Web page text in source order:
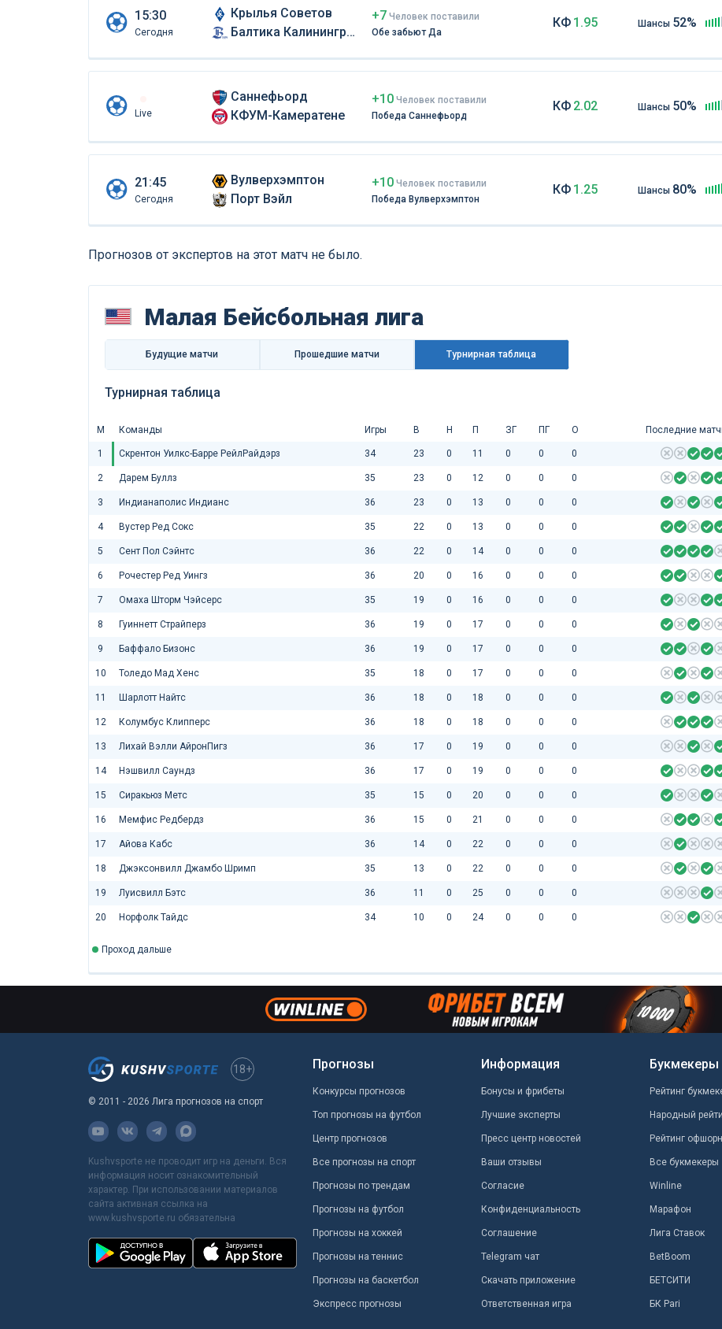
15:30
Сегодня
Крылья Советов
Балтика Калининград
+7 Человек поставили
Обе забьют Да
КФ 1.95 Шансы 52%
Live
Саннефьорд
КФУМ-Камератене
+10 Человек поставили
Победа Саннефьорд
КФ 2.02 Шансы 50%
21:45
Сегодня
Вулверхэмптон
Порт Вэйл
+10 Человек поставили
Победа Вулверхэмптон
КФ 1.25 Шансы 80%
Прогнозов от экспертов на этот матч не было.
Малая Бейсбольная лига
Будущие матчи Прошедшие матчи Турнирная таблица
Турнирная таблица
М Команды Игры В Н П ЗГ ПГ О Последние
1 Скрентон Уилкс-Барре РейлРайдэрз 34 23 0 11 0 0 0
2 Дарем Буллз 35 23 0 12 0 0 0
3 Индианаполис Индианс 36 23 0 13 0 0 0
4 Вустер Ред Сокс 35 22 0 13 0 0 0
5 Сент Пол Сэйнтс 36 22 0 14 0 0 0
6 Рочестер Ред Уингз 36 20 0 16 0 0 0
7 Омаха Шторм Чэйсерс 35 19 0 16 0 0 0
8 Гуиннетт Страйперз 36 19 0 17 0 0 0
9 Баффало Бизонс 36 19 0 17 0 0 0
10 Толедо Мад Хенс 35 18 0 17 0 0 0
11 Шарлотт Найтс 36 18 0 18 0 0 0
12 Колумбус Клипперс 36 18 0 18 0 0 0
13 Лихай Вэлли АйронПигз 36 17 0 19 0 0 0
14 Нэшвилл Саундз 36 17 0 19 0 0 0
15 Сиракьюз Метс 35 15 0 20 0 0 0
16 Мемфис Редбердз 36 15 0 21 0 0 0
17 Айова Кабс 36 14 0 22 0 0 0
18 Джэксонвилл Джамбо Шримп 35 13 0 22 0 0 0
19 Луисвилл Бэтс 36 11 0 25 0 0 0
20 Норфолк Тайдс 34 10 0 24 0 0 0
Проход дальше
18+
© 2011 - 2026 Лига прогнозов на спорт
Kushvsporte не проводит игр на деньги. Вся
информация носит ознакомительный
характер. При использовании материалов
сайта активная ссылка на
www.kushvsporte.ru обязательна
Прогнозы
Конкурсы прогнозов
Топ прогнозы на футбол
Центр прогнозов
Все прогнозы на спорт
Прогнозы по трендам
Прогнозы на футбол
Прогнозы на хоккей
Прогнозы на теннис
Прогнозы на баскетбол
Экспресс прогнозы
Информация
Бонусы и фрибеты
Лучшие эксперты
Пресс центр новостей
Ваши отзывы
Согласие
Конфиденциальность
Соглашение
Telegram чат
Скачать приложение
Ответственная игра
Букмекеры
Рейтинг
Народный
Рейтинг
Все букмекеры
Winline
Марафон
Лига Ставок
BetBoom
БЕТСИТИ
БК Pari